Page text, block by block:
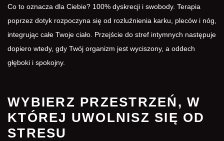
Co to oznacza dla Ciebie? 100% dyskrecji i swobody. Terapia
poprzez dotyk rozpoczyna się od rozluźnienia karku, pleców i nóg,
integrując całe Twoje ciało. Przejście do stref intymnych następuje
dopiero wtedy, gdy Twój organizm jest wyciszony, a oddech
głęboki i spokojny.
WYBIERZ PRZESTRZEŃ, W
KTÓREJ UWOLNISZ SIĘ OD
STRESU